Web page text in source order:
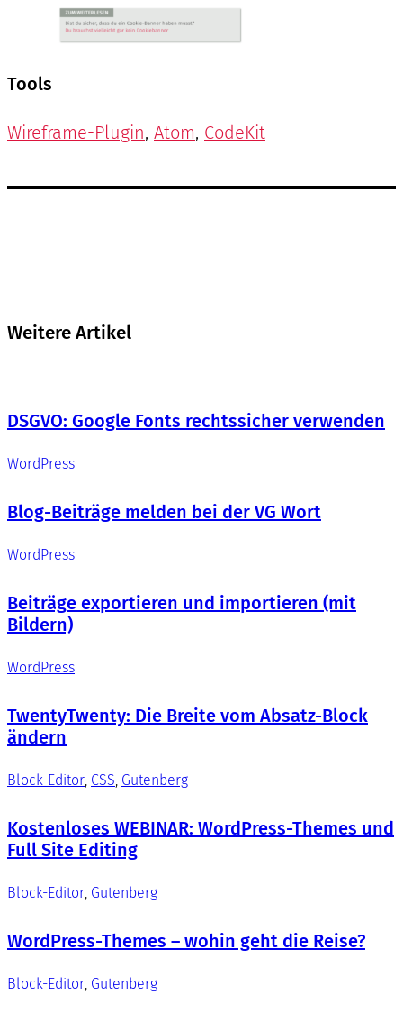
Tools
Wireframe-Plugin, Atom, CodeKit
Weitere Artikel
DSGVO: Google Fonts rechtssicher verwenden
WordPress
Blog-Beiträge melden bei der VG Wort
WordPress
Beiträge exportieren und importieren (mit
Bildern)
WordPress
TwentyTwenty: Die Breite vom Absatz-Block
ändern
Block-Editor, CSS, Gutenberg
Kostenloses WEBINAR: WordPress-Themes und
Full Site Editing
Block-Editor, Gutenberg
WordPress-Themes – wohin geht die Reise?
Block-Editor, Gutenberg